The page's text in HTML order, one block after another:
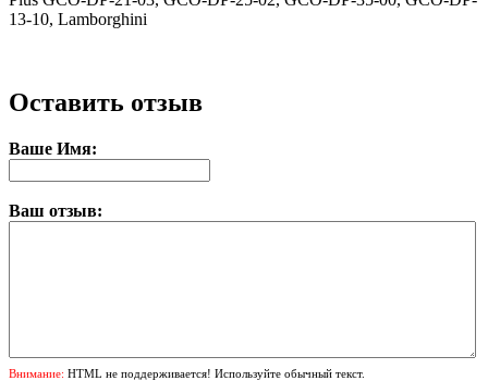
13-10, Lamborghini
Оставить отзыв
Ваше Имя:
Ваш отзыв:
Внимание: HTML не поддерживается! Используйте обычный текст.